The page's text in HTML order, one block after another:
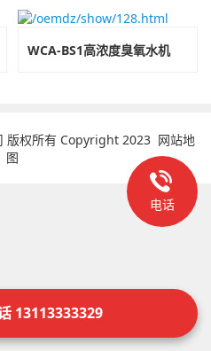
WCA-BS1高浓度臭氧水机
版权所有 Copyright 2023 网站地
图
电话
13113333329